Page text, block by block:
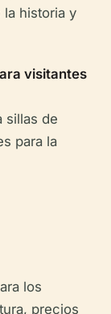
historia y
visitantes
sillas de
para la
los
precios